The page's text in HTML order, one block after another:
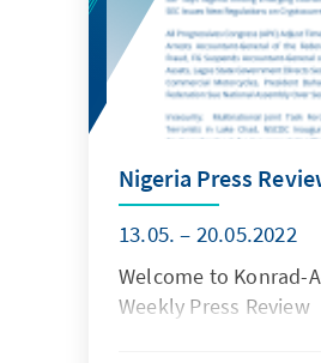
Nigeria Press
13.05. – 20.05.2022
Welcome to Konrad-
Weekly Press Review